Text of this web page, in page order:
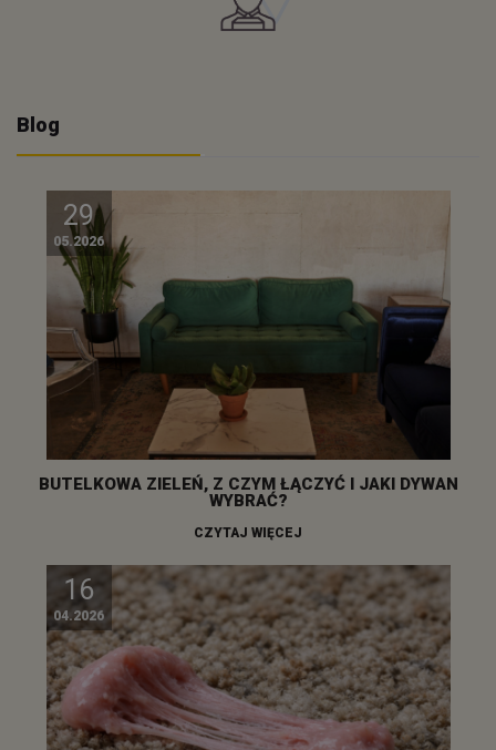
Blog
29
05.2026
BUTELKOWA ZIELEŃ, Z CZYM ŁĄCZYĆ I JAKI DYWAN
WYBRAĆ?
CZYTAJ WIĘCEJ
16
04.2026